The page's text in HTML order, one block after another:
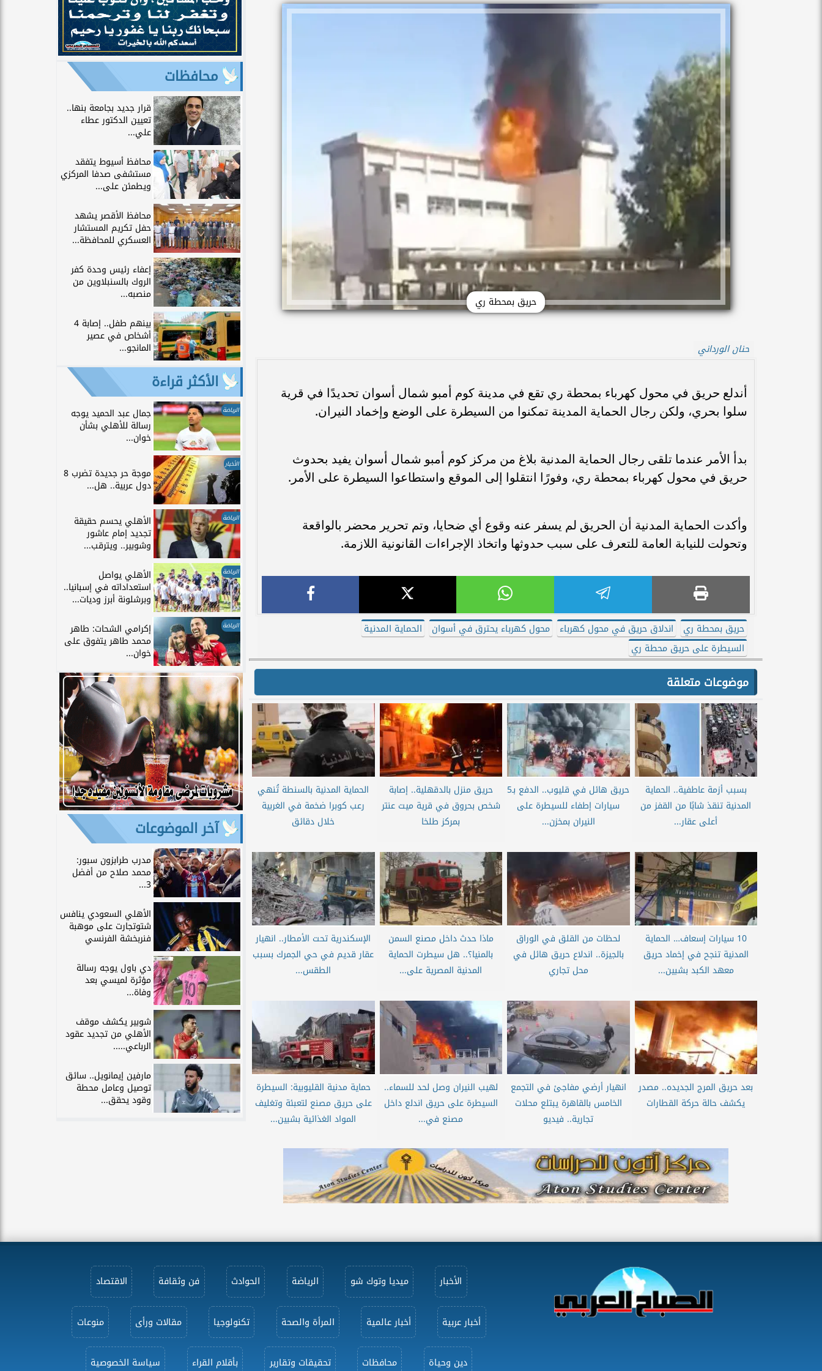
حريق بمحطة ري
حنان الورداني
أندلع حريق في محول كهرباء بمحطة ري تقع في مدينة كوم أمبو شمال أسوان تحديدًا في قرية
سلوا بحري، ولكن رجال الحماية المدينة تمكنوا من السيطرة على الوضع وإخماد النيران.
بدأ الأمر عندما تلقى رجال الحماية المدنية بلاغ من مركز كوم أمبو شمال أسوان يفيد بحدوث
حريق في محول كهرباء بمحطة ري، وفورًا انتقلوا إلى الموقع واستطاعوا السيطرة على الأمر.
وأكدت الحماية المدنية أن الحريق لم يسفر عنه وقوع أي ضحايا، وتم تحرير محضر بالواقعة
وتحولت للنيابة العامة للتعرف على سبب حدوثها واتخاذ الإجراءات القانونية اللازمة.
حريق بمحطة ري اندلاق حريق في محول كهرباء محول كهرباء يحترق في أسوان
الحماية المدنية
السيطرة على حريق محطة ري
موضوعات متعلقة
بسبب أزمة عاطفية.. الحماية
المدنية تنقذ شابًا من القفز من
أعلى عقار...
حريق هائل في قليوب.. الدفع بـ5
سيارات إطفاء للسيطرة على
النيران بمخزن...
حريق منزل بالدقهلية.. إصابة
شخص بحروق في قرية ميت عنتر
بمركز طلخا
الحماية المدنية بالسنطة تُنهي
رعب كوبرا ضخمة في الغربية
خلال دقائق
10 سيارات إسعاف… الحماية
المدنية تنجح في إخماد حريق
معهد الكبد بشبين...
لحظات من القلق في الوراق
بالجيزة.. اندلاع حريق هائل في
محل تجاري
ماذا حدث داخل مصنع السمن
بالمنيا؟.. هل سيطرت الحماية
المدنية المصرية على...
الإسكندرية تحت الأمطار.. انهيار
عقار قديم في حي الجمرك بسبب
الطقس...
بعد حريق المرج الجديده.. مصدر
يكشف حالة حركة القطارات
انهيار أرضي مفاجئ في التجمع
الخامس بالقاهرة يبتلع محلات
تجارية.. فيديو
لهيب النيران وصل لحد للسماء..
السيطرة على حريق اندلع داخل
مصنع في...
حماية مدنية القليوبية: السيطرة
على حريق مصنع لتعبئة وتغليف
المواد الغذائية بشبين...
محافظات
قرار جديد بجامعة بنها..
تعيين الدكتور عطاء
علي...
محافظ أسيوط يتفقد
مستشفى صدفا المركزي
ويطمئن على...
محافظ الأقصر يشهد
حفل تكريم المستشار
العسكري للمحافظة...
إعفاء رئيس وحدة كفر
الروك بالسنبلاوين من
منصبه...
بينهم طفل.. إصابة 4
أشخاص في عصير
المانجو...
الأكثر قراءة
الرياضة جمال عبد الحميد يوجه
رسالة للأهلي بشأن
خوان...
الأخبار
موجة حر جديدة تضرب 8
دول عربية.. هل...
الرياضة الأهلي يحسم حقيقة
تجديد إمام عاشور
وشوبير.. ويترقب...
الرياضة الأهلي يواصل
استعداداته في إسبانيا..
وبرشلونة أبرز وديات...
الرياضة إكرامي الشحات: طاهر
محمد طاهر يتفوق على
خوان...
آخر الموضوعات
مدرب طرابزون سبور:
محمد صلاح من أفضل
3...
الأهلي السعودي ينافس
شتوتجارت على موهبة
فنربخشة الفرنسي
دي باول يوجه رسالة
مؤثرة لميسي بعد
وفاة...
شوبير يكشف موقف
الأهلي من تجديد عقود
الرباعي.....
مارفين إيمانويل.. سائق
توصيل وعامل محطة
وقود يحقق...
الأخبار ميديا وتوك شو الرياضة الحوادث فن وثقافة الاقتصاد
أخبار عربية أخبار عالمية المرأة والصحة تكنولوجيا مقالات ورأى منوعات
دين وحياة محافظات تحقيقات وتقارير بأقلام القراء سياسة الخصوصية